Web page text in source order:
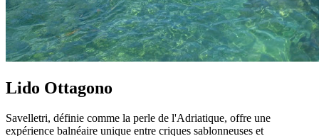
Lido Ottagono
Savelletri, définie comme la perle de l'Adriatique, offre une
expérience balnéaire unique entre criques sablonneuses et